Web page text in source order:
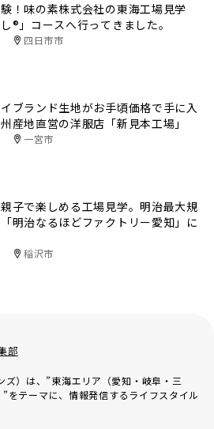
！味の素株式会社の東海工場見学
し®」コースへ行ってきました。
四日市市
ブランド生地がお手頃価格で手に入
産地直営の洋服店「新見本工場」
一宮市
親子で楽しめる工場見学。明治最大規
明治なるほどファクトリー愛知」に
稲沢市
部
）は、”東海エリア（愛知・岐阜・三
をテーマに、情報発信するライフスタイル